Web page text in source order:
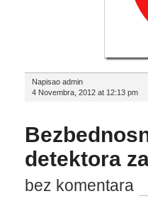
Napisao admin
4 Novembra, 2012 at 12:13 pm
detektora
bez komentara